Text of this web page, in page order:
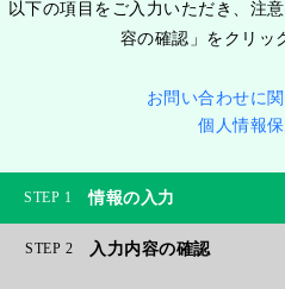
以下の項目をご入力いただき、注
容の確認」をクリッ
お問い合わせに
個人情報
1 情報の入力
2 入力内容の確認